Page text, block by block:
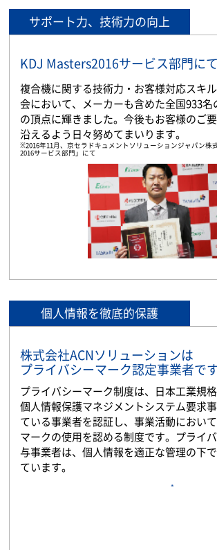
サポート力、技術力の向上
KDJ Masters2016サービス部門に
複合機に関する技術力・お客様対応スキ
会において、メーカーも含めた全国933名
の頂点に輝きました。今後もお客様のご
沿えるよう日々努めてまいります。
※2016年11月、京セラドキュメントソリューションジャパン株
2016サービス部門」にて
個人情報を徹底的保護
株式会社ACNソリューションは
プライバシーマーク認定事業者です
プライバシーマーク制度は、日本工業規
個人情報保護マネジメントシステム要求
ている事業者を認証し、事業活動におい
マークの使用を認める制度です。プライ
与事業者は、個人情報を適正な管理の下
ています。